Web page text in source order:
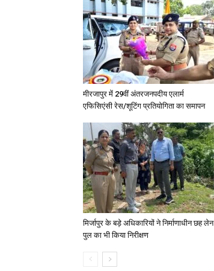
मीरजापुर में 29वीं अंतरजनपदीय एलार्म
एफिसिएंसी रेस/शूटिंग प्रतियोगिता का समापन
मिर्जापुर के बड़े अधिकारियों ने निर्माणाधीन छह लेन
पुल का भी किया निरीक्षण